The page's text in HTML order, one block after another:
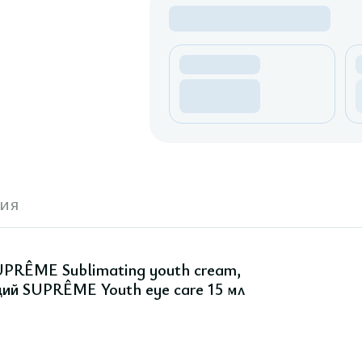
Sublimating youth cream,
SUPRÊME Youth eye care 15 мл